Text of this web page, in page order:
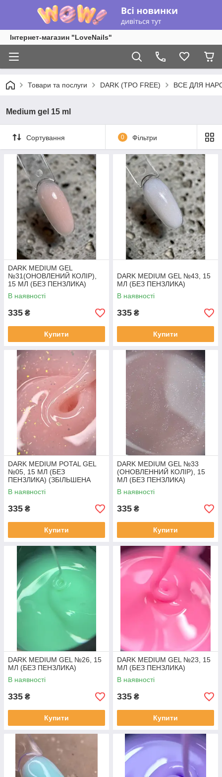
Інтернет-магазин "LoveNails"
Товари та послуги DARK (TPO FREE) ВСЕ ДЛЯ
Medium gel 15 ml
Сортування 0 Фільтри
DARK MEDIUM GEL
№31(ОНОВЛЕНИЙ КОЛІР),
15 МЛ (БЕЗ ПЕНЗЛИКА)
В наявності
335 ₴
Купити
DARK MEDIUM GEL №43, 15
МЛ (БЕЗ ПЕНЗЛИКА)
В наявності
335 ₴
Купити
DARK MEDIUM POTAL GEL
№05, 15 МЛ (БЕЗ
ПЕНЗЛИКА) (ЗБІЛЬШЕНА
ПОТАЛЬ)
В наявності
335 ₴
Купити
DARK MEDIUM GEL №33
(ОНОВЛЕННИЙ КОЛІР), 15
МЛ (БЕЗ ПЕНЗЛИКА)
В наявності
335 ₴
Купити
DARK MEDIUM GEL №26, 15
МЛ (БЕЗ ПЕНЗЛИКА)
В наявності
335 ₴
Купити
DARK MEDIUM GEL №23, 15
МЛ (БЕЗ ПЕНЗЛИКА)
В наявності
335 ₴
Купити